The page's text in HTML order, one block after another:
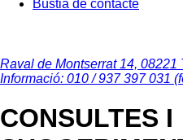
Bústia de contacte
Raval de Montserrat 14, 08221
Informació: 010 / 937 397 031
CONSULTES I